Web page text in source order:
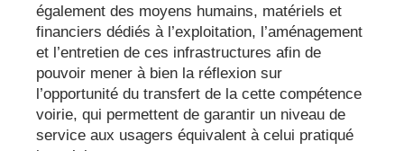
également des moyens humains, matériels et
financiers dédiés à l’exploitation, l’aménagement
et l’entretien de ces infrastructures afin de
pouvoir mener à bien la réflexion sur
l’opportunité du transfert de la cette compétence
voirie, qui permettent de garantir un niveau de
service aux usagers équivalent à celui pratiqué